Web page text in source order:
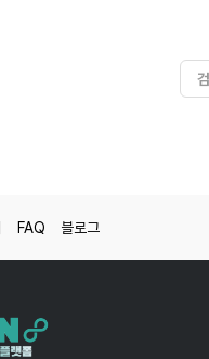
FAQ 블로그